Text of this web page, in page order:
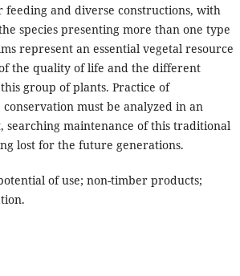
feeding and diverse constructions, with
species presenting more than one type
represent an essential vegetal resource
the quality of life and the different
this group of plants. Practice of
must be analyzed in an
searching maintenance of this traditional
lost for the future generations.
of use; non-timber products;